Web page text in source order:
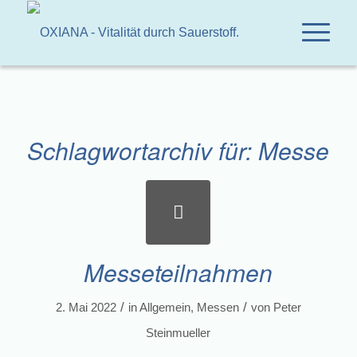
Schlagwortarchiv für:Messe
Messeteilnahmen
2. Mai 2022 / inAllgemein, Messen / von Peter
Steinmueller